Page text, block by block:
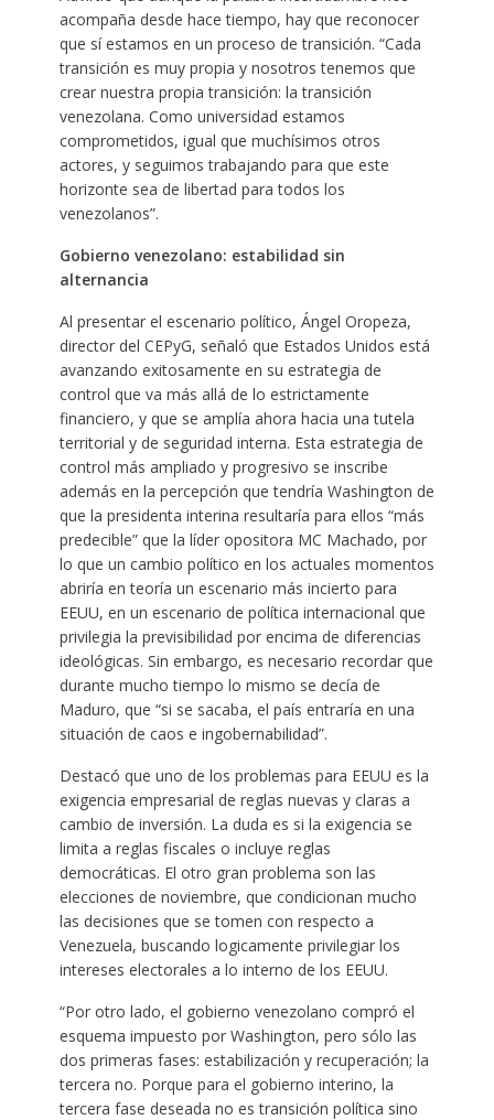
acompaña desde hace tiempo, hay que reconocer
que sí estamos en un proceso de transición. “Cada
transición es muy propia y nosotros tenemos que
crear nuestra propia transición: la transición
venezolana. Como universidad estamos
comprometidos, igual que muchísimos otros
actores, y seguimos trabajando para que este
horizonte sea de libertad para todos los
venezolanos”.
Gobierno venezolano: estabilidad sin
alternancia
Al presentar el escenario político, Ángel Oropeza,
director del CEPyG, señaló que Estados Unidos está
avanzando exitosamente en su estrategia de
control que va más allá de lo estrictamente
financiero, y que se amplía ahora hacia una tutela
territorial y de seguridad interna. Esta estrategia de
control más ampliado y progresivo se inscribe
además en la percepción que tendría Washington de
que la presidenta interina resultaría para ellos “más
predecible” que la líder opositora MC Machado, por
lo que un cambio político en los actuales momentos
abriría en teoría un escenario más incierto para
EEUU, en un escenario de política internacional que
privilegia la previsibilidad por encima de diferencias
ideológicas. Sin embargo, es necesario recordar que
durante mucho tiempo lo mismo se decía de
Maduro, que “si se sacaba, el país entraría en una
situación de caos e ingobernabilidad”.
Destacó que uno de los problemas para EEUU es la
exigencia empresarial de reglas nuevas y claras a
cambio de inversión. La duda es si la exigencia se
limita a reglas fiscales o incluye reglas
democráticas. El otro gran problema son las
elecciones de noviembre, que condicionan mucho
las decisiones que se tomen con respecto a
Venezuela, buscando logicamente privilegiar los
intereses electorales a lo interno de los EEUU.
“Por otro lado, el gobierno venezolano compró el
esquema impuesto por Washington, pero sólo las
dos primeras fases: estabilización y recuperación; la
tercera no. Porque para el gobierno interino, la
tercera fase deseada no es transición política sino